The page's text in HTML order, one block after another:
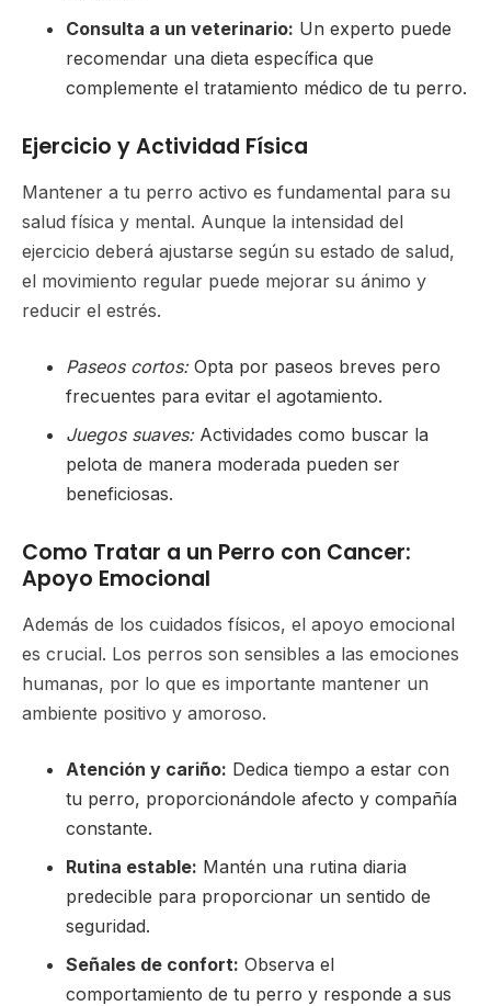
Consulta a un veterinario: Un experto puede
recomendar una dieta específica que
complemente el tratamiento médico de tu perro.
Ejercicio y Actividad Física
Mantener a tu perro activo es fundamental para su
salud física y mental. Aunque la intensidad del
ejercicio deberá ajustarse según su estado de salud,
el movimiento regular puede mejorar su ánimo y
reducir el estrés.
Paseos cortos:Opta por paseos breves pero
frecuentes para evitar el agotamiento.
Juegos suaves:Actividades como buscar la
pelota de manera moderada pueden ser
beneficiosas.
Como Tratar a un Perro con Cancer:
Apoyo Emocional
Además de los cuidados físicos, el apoyo emocional
es crucial. Los perros son sensibles a las emociones
humanas, por lo que es importante mantener un
ambiente positivo y amoroso.
Atención y cariño: Dedica tiempo a estar con
tu perro, proporcionándole afecto y compañía
constante.
Rutina estable: Mantén una rutina diaria
predecible para proporcionar un sentido de
seguridad.
Señales de confort: Observa el
comportamiento de tu perro y responde a sus